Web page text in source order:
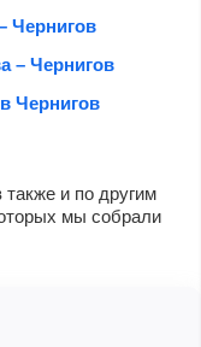
Чернигов
– Чернигов
Чернигов
и по другим
мы собрали